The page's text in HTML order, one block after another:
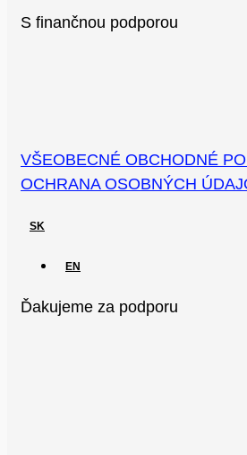
S finančnou podporou
VŠEOBECNÉ OBCHODNÉ
OCHRANA OSOBNÝCH
SK
EN
Ďakujeme za podporu